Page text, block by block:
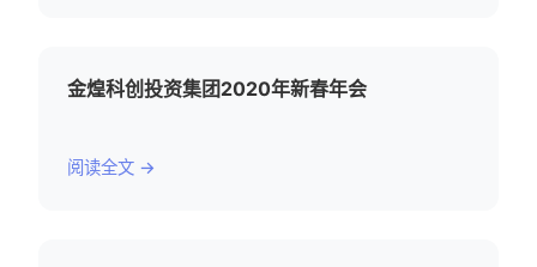
金煌科创投资集团2020年新春年会
阅读全文 →